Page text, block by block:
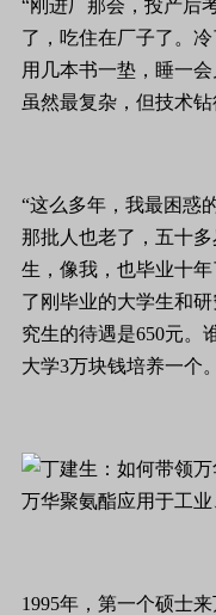
“刚进厂那会，投产后
了，吃住在厂子了。
用几本书一垫，睡一
虽然最复杂，但技术钻
“这么多年，我最困惑
那批人也老了，五十
生，像我，也毕业十
了刚毕业的大学生和
究生的待遇是650元。
大学3万块钱培养一个。
万华聚氨酯应用于工
1995年，第一个硕士来